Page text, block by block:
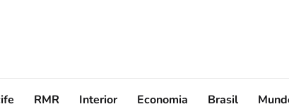
RMR Interior Economia Brasil